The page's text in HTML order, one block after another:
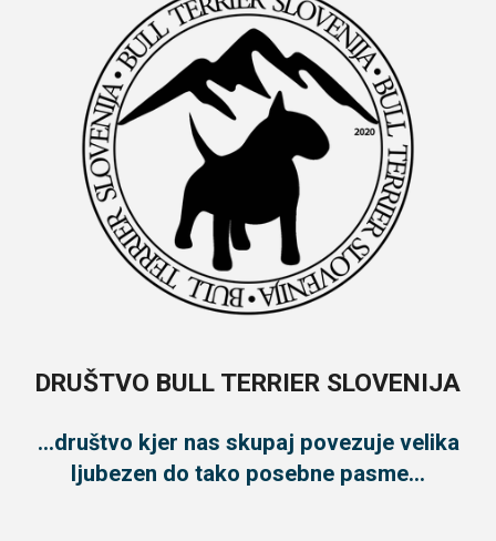
DRUŠTVO BULL TERRIER SLOVENIJA
...društvo kjer nas skupaj povezuje velika
ljubezen do tako posebne pasme...